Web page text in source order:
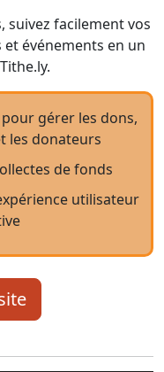
suivez facilement vos
événements en un
gérer les dons,
les donateurs
de fonds
utilisateur